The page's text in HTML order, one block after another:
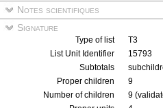
Notes scientifiques
Signature
Type of list
T3
List Unit Identifier
15793
Subtotals
Proper children
9
Number of children
9